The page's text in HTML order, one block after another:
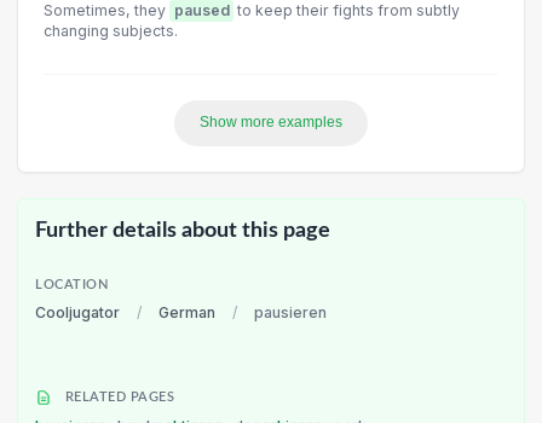
Sometimes, they paused to keep their fights from subtly
changing subjects.
Show more examples
Further details about this page
LOCATION
Cooljugator / German / pausieren
RELATED PAGES